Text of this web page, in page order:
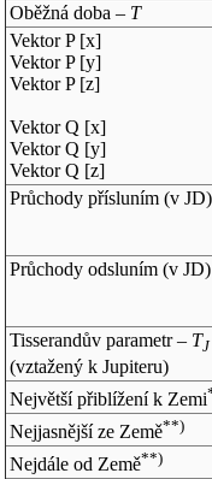
Oběžná doba – T
Vektor P [x]
Vektor P [y]
Vektor P [z]
Vektor Q [x]
Vektor Q [y]
Vektor Q [z]
Průchody přísluním (v JD)
Průchody odsluním (v JD)
Tisserandův parametr – TJ
(vztažený k Jupiteru)
Největší přiblížení k Zemi
Nejjasnější ze Země**)
Nejdále od Země**)